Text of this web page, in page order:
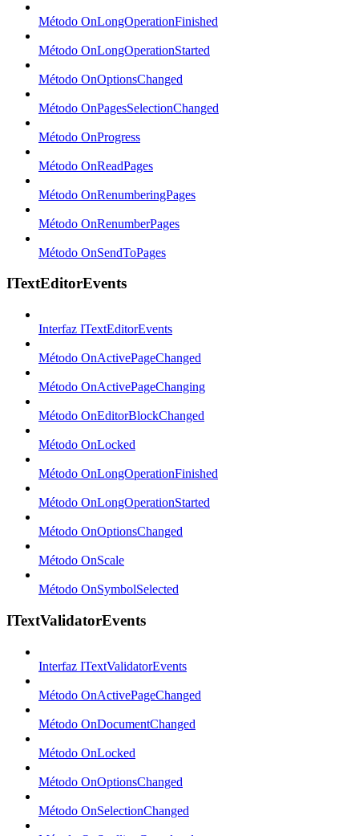
Método OnLongOperationFinished
Método OnLongOperationStarted
Método OnOptionsChanged
Método OnPagesSelectionChanged
Método OnProgress
Método OnReadPages
Método OnRenumberingPages
Método OnRenumberPages
Método OnSendToPages
ITextEditorEvents
Interfaz ITextEditorEvents
Método OnActivePageChanged
Método OnActivePageChanging
Método OnEditorBlockChanged
Método OnLocked
Método OnLongOperationFinished
Método OnLongOperationStarted
Método OnOptionsChanged
Método OnScale
Método OnSymbolSelected
ITextValidatorEvents
Interfaz ITextValidatorEvents
Método OnActivePageChanged
Método OnDocumentChanged
Método OnLocked
Método OnOptionsChanged
Método OnSelectionChanged